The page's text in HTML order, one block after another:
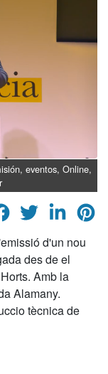
eventos, Online,
d'un nou
des de el
Amb la
Alamany.
tècnica de